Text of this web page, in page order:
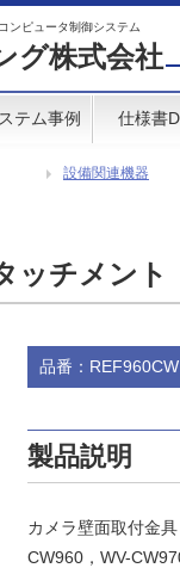
ンピュータ制御システム
グ株式会社
テム事例 仕様書
設備関連機器
ッチメント
品番：REF960CW
製品説明
カメラ壁面取付金
CW960，WV-